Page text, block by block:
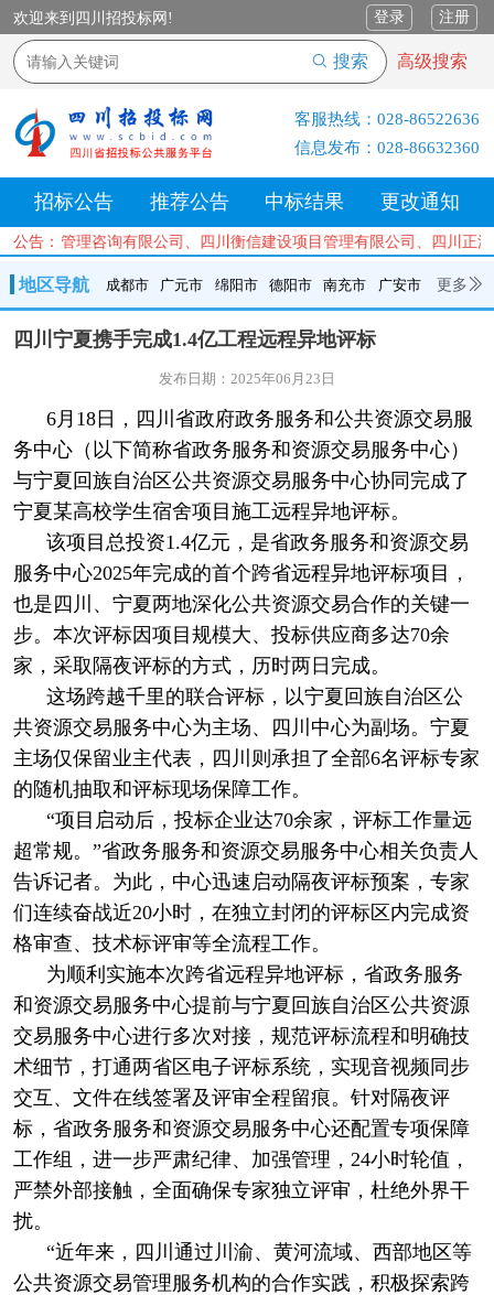
欢迎来到四川招投标网! 登录 注册
搜索 高级搜索
客服热线： 028-86522636
信息发布： 028-86632360
招标公告 推荐公告 中标结果 更改通知
公告：管理咨询有限公司、四川衡信建设项目管理有限公司、四
地区导航 成都市 广元市 绵阳市 德阳市 南充市 广安市 更多
成都市 广元市 绵阳市 德阳市 南充市 广安市
四川宁夏携手完成1.4亿工程远程异地评标
发布日期：2025年06月23日
6月18日，四川省政府政务服务和公共资源交易服
务中心（以下简称省政务服务和资源交易服务中心）
与宁夏回族自治区公共资源交易服务中心协同完成了
宁夏某高校学生宿舍项目施工远程异地评标。
该项目总投资1.4亿元，是省政务服务和资源交易
服务中心2025年完成的首个跨省远程异地评标项目，
也是四川、宁夏两地深化公共资源交易合作的关键一
步。本次评标因项目规模大、投标供应商多达70余
家，采取隔夜评标的方式，历时两日完成。
这场跨越千里的联合评标，以宁夏回族自治区公
共资源交易服务中心为主场、四川中心为副场。宁夏
主场仅保留业主代表，四川则承担了全部6名评标专家
的随机抽取和评标现场保障工作。
“项目启动后，投标企业达70余家，评标工作量远
超常规。”省政务服务和资源交易服务中心相关负责人
告诉记者。为此，中心迅速启动隔夜评标预案，专家
们连续奋战近20小时，在独立封闭的评标区内完成资
格审查、技术标评审等全流程工作。
为顺利实施本次跨省远程异地评标，省政务服务
和资源交易服务中心提前与宁夏回族自治区公共资源
交易服务中心进行多次对接，规范评标流程和明确技
术细节，打通两省区电子评标系统，实现音视频同步
交互、文件在线签署及评审全程留痕。针对隔夜评
标，省政务服务和资源交易服务中心还配置专项保障
工作组，进一步严肃纪律、加强管理，24小时轮值，
严禁外部接触，全面确保专家独立评审，杜绝外界干
扰。
“近年来，四川通过川渝、黄河流域、西部地区等
公共资源交易管理服务机构的合作实践，积极探索跨